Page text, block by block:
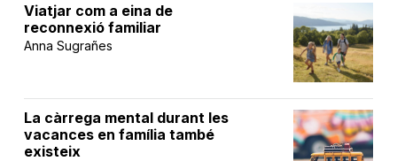
Viatjar com a eina de
reconnexió familiar
Anna Sugrañes
La càrrega mental durant les
vacances en família també
existeix